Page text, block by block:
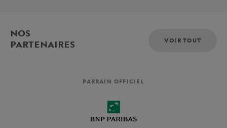
NOS
PARTENAIRES
VOIR TOUT
PARRAIN OFFICIEL